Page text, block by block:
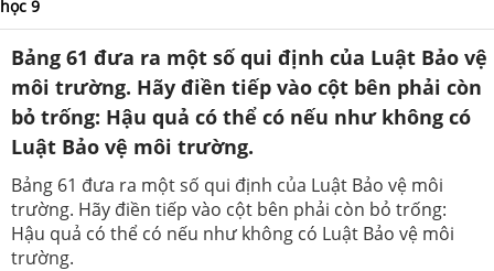
học 9
Bảng 61 đưa ra một số qui định của Luật Bảo vệ
môi trường. Hãy điền tiếp vào cột bên phải còn
bỏ trống: Hậu quả có thể có nếu như không có
Luật Bảo vệ môi trường.
Bảng 61 đưa ra một số qui định của Luật Bảo vệ môi
trường. Hãy điền tiếp vào cột bên phải còn bỏ trống:
Hậu quả có thể có nếu như không có Luật Bảo vệ môi
trường.